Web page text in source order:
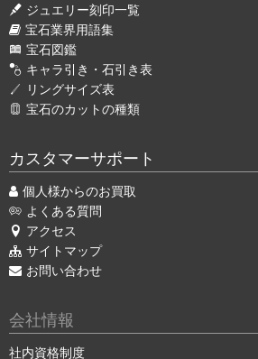
ジュエリー刻印一覧
宝石業界用語集
宝石図鑑
キャラ引き・石引き表
リングサイズ表
宝石のカットの種類
カスタマーサポート
個人様からのお買取
よくある質問
アクセス
サイトマップ
お問い合わせ
会社情報
社内資格制度